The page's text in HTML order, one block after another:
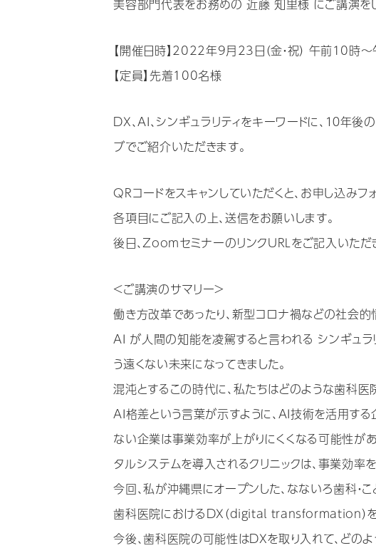
美容部門代表をお務めの 近藤 知里様 にご講演を
【開催日時】2022年9月23日（金・祝） 午前10時
【定員】先着100名様
DX、AI、シンギュラリティをキーワードに、１０年
ブでご紹介いただきます。
QRコードをスキャンしていただくと、お申し込みフ
各項目にご記入の上、送信をお願いします。
後日、ZoomセミナーのリンクURLをご記入いただ
<ご講演のサマリー>
働き方改革であったり、新型コロナ禍などの社会
AI が人間の知能を凌駕すると言われる シンギュラ
う遠くない未来になってきました。
混沌とするこの時代に、私たちはどのような歯科医
AI格差という言葉が示すように、AI技術を活用す
ない企業は事業効率が上がりにくくなる可能性が
タルシステムを導入されるクリニックは、事業効率
今回、私が沖縄県にオープンした、なないろ歯科・
歯科医院におけるDX（digital transformation）を
今後、歯科医院の可能性はDXを取り入れて、どのよ